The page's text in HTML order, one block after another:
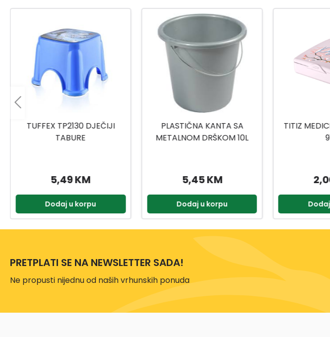
PLASTIČNA KANTA SA
METALNOM DRŠKOM 10L
5,45 KM
Dodaj u korpu
TITIZ MEDICINSKI BOX AP-
9159
2,00 KM
Dodaj u korpu
TITIZ SET
PRETPLATI SE NA NEWSLETTER SADA!
Ne propusti nijednu od naših vrhunskih ponuda